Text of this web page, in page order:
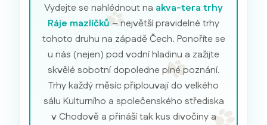
Vydejte se nahlédnout na akva-tera trhy
Ráje mazlíčků– největší pravidelné trhy
tohoto druhu na západě Čech. Ponoříte se
u nás (nejen) pod vodní hladinu a zažijte
skvělé sobotní dopoledne plné poznání.
Trhy každý měsíc připlouvají do velkého
sálu Kulturního a společenského střediska
v Chodově a přináší tak kus divočiny a